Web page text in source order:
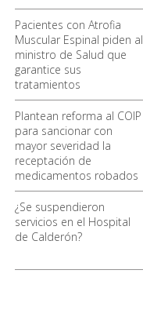
Pacientes con Atrofia
Muscular Espinal piden al
ministro de Salud que
garantice sus
tratamientos
Plantean reforma al COIP
para sancionar con
mayor severidad la
receptación de
medicamentos robados
¿Se suspendieron
servicios en el Hospital
de Calderón?